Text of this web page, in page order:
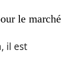
le marché
il est